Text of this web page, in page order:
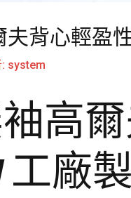
夫背心輕盈
system
高
工廠